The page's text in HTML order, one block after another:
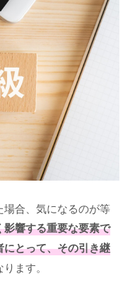
合、気になるのが等
響する重要な要素で
とって、その引き継
ります。